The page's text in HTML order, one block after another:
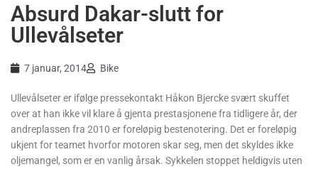
Absurd Dakar-slutt for
Ullevålseter
7 januar, 2014 Bike
Ullevålseter er ifølge pressekontakt Håkon Bjercke svært skuffet
over at han ikke vil klare å gjenta prestasjonene fra tidligere år, der
andreplassen fra 2010 er foreløpig bestenotering. Det er foreløpig
ukjent for teamet hvorfor motoren skar seg, men det skyldes ikke
oljemangel, som er en vanlig årsak. Sykkelen stoppet heldigvis uten